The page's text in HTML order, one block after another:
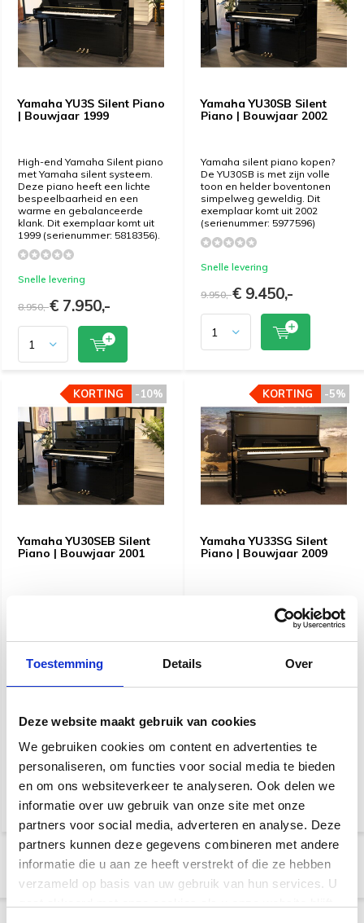
Toestemming Details Over
Deze website maakt gebruik van cookies
We gebruiken cookies om content en advertenties te
personaliseren, om functies voor social media te bieden
en om ons websiteverkeer te analyseren. Ook delen we
informatie over uw gebruik van onze site met onze
partners voor social media, adverteren en analyse. Deze
partners kunnen deze gegevens combineren met andere
informatie die u aan ze heeft verstrekt of die ze hebben
verzameld op basis van uw gebruik van hun services. U
Yamaha YU3S Silent Piano
| Bouwjaar 1999
High-end Yamaha Silent piano
met Yamaha silent systeem.
Deze piano heeft een lichte
bespeelbaarheid en een
warme en gebalanceerde
klank. Dit exemplaar komt uit
1999 (serienummer: 5818356).
Snelle levering
8.950,-€ 7.950,-
Yamaha YU30SB Silent
Piano | Bouwjaar 2002
Yamaha silent piano kopen?
De YU30SB is met zijn volle
toon en helder boventonen
simpelweg geweldig. Dit
exemplaar komt uit 2002
(serienummer: 5977596)
Snelle levering
9.950,-€ 9.450,-
Yamaha YU30SEB Silent
Piano | Bouwjaar 2001
hoofdtelefoon. Een krachtig,
muzikaal en betrouwbaar
instrument voor elke serieuze
Snelle levering
-10%
KORTING
9.950,-€ 8.950,-
-10%
KORTING
Yamaha YU33SG Silent
Piano | Bouwjaar 2009
een Yamaha Silent piano van
de beste kwaliteit, beste prijs
2009 (serienummer: 6267175)
Snelle levering
-5%
KORTING
9.950,-€ 9.450,-
-5%
KORTING
1 2